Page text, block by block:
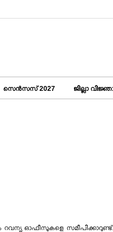
സെൻസസ് 2027 ജില്ലാ
ഓഫീസുകളെ സമീപിക്കാറുണ്ട്.